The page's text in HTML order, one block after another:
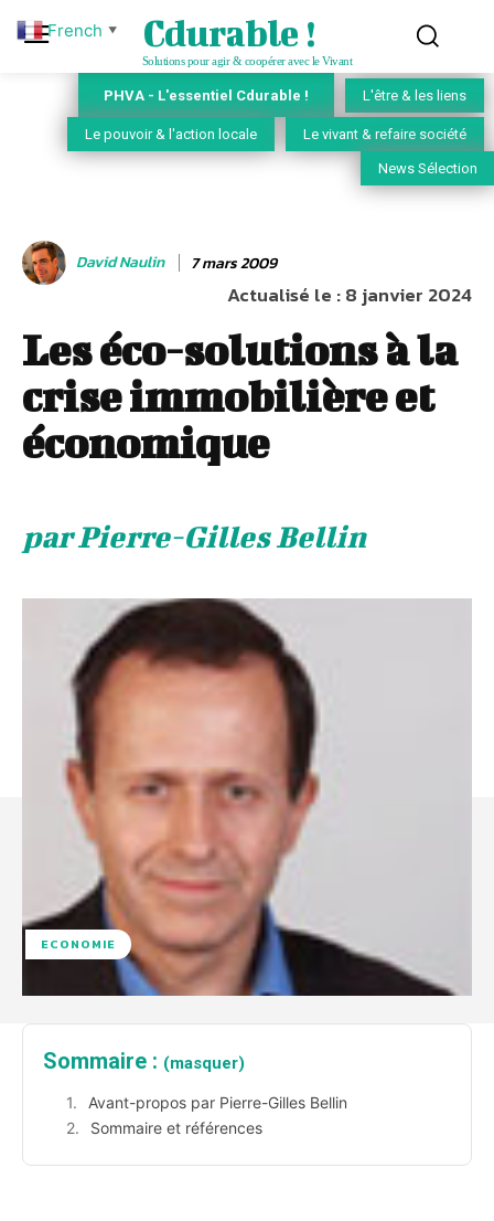
Cdurable !
Solutions pour agir & coopérer avec le Vivant
PHVA - L'essentiel Cdurable ! L'être & les liens
Le pouvoir & l'action locale Le vivant & refaire société
News Sélection
David Naulin 7 mars 2009
Actualisé le :8 janvier 2024
Les éco-solutions à la
crise immobilière et
économique
par Pierre-Gilles Bellin
ECONOMIE
Sommaire : (masquer)
Avant-propos par Pierre-Gilles Bellin
Sommaire et références
French ▼